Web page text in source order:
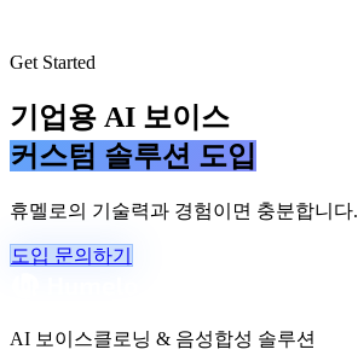
Get Started
기업용 AI 보이스
커스텀 솔루션 도입
휴멜로의 기술력과 경험이면 충분합니다.
도입 문의하기
AI 보이스클로닝 & 음성합성 솔루션